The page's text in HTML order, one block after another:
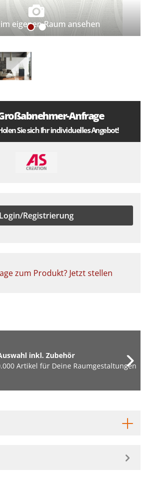
eigenen Raum ansehen
Anfrage
Sie sich Ihr individuelles Angebot!
Login/Registrierung
zum Produkt? Jetzt stellen
inkl. Zubehör
Artikel für Deine Raumgestaltungen